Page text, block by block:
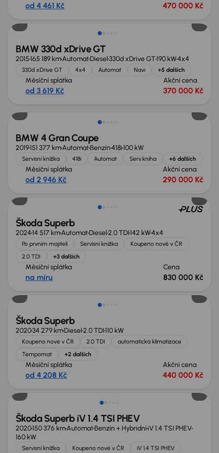
od 4 461 Kč 470 000 Kč
BMW 330d xDrive GT
2015165 189 kmAutomatDiesel330d xDrive GT190 kW4x4
330d xDrive GT 4x4 Automat Navi +5 dalších
Měsíční splátka
od 3 619 Kč
Akční cena
370 000 Kč
BMW 4 Gran Coupe
2019151 377 kmAutomatBenzín418i100 kW
Servisní knížka 418i Automat Serv.kniha +6 dalších
Měsíční splátka
od 2 946 Kč
Akční cena
290 000 Kč
Zlevněno o 100 000 Kč
Škoda Superb
202414 517 kmAutomatDiesel2.0 TDI142 kW4x4
Po prvním majiteli Servisní knížka
Koupeno nové v ČR
2.0 TDI
+3 dalších
Měsíční splátka
na míru
Cena
830 000 Kč
Škoda Superb
202034 279 kmDiesel2.0 TDI110 kW
Koupeno nové v ČR 2.0 TDI
automatická klimatizace
Tempomat
+2 dalších
Měsíční splátka
od 4 208 Kč
Akční cena
440 000 Kč
Zlevněno o 30 000 Kč
Škoda Superb iV 1.4 TSI PHEV
2020150 376 kmAutomatBenzín + HybridníiV 1.4 TSI PHEV
160 kW
Servisní knížka Koupeno nové v ČR iV 1.4 TSI PHEV